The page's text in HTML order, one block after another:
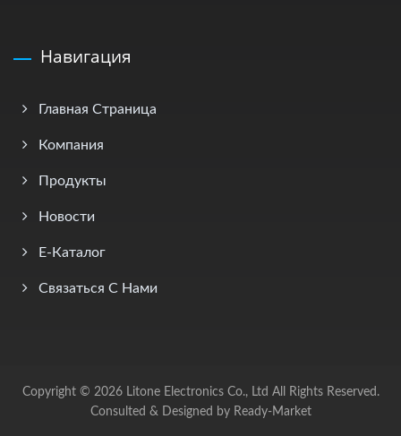
Навигация
Главная Страница
Компания
Продукты
Новости
E-Каталог
Связаться С Нами
Copyright © 2026 Litone Electronics Co., Ltd All Rights Reserved.
Consulted & Designed by Ready-Market